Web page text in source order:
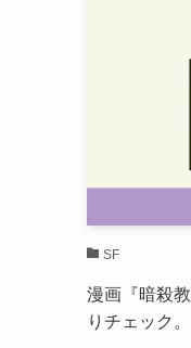
SF
漫画『暗殺
りチェック。